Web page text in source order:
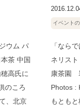
ウム パ
茶 中国
高氏に
のころ
、北京
イベント
「なら
ネリス
康茶園
Photos :
もとも